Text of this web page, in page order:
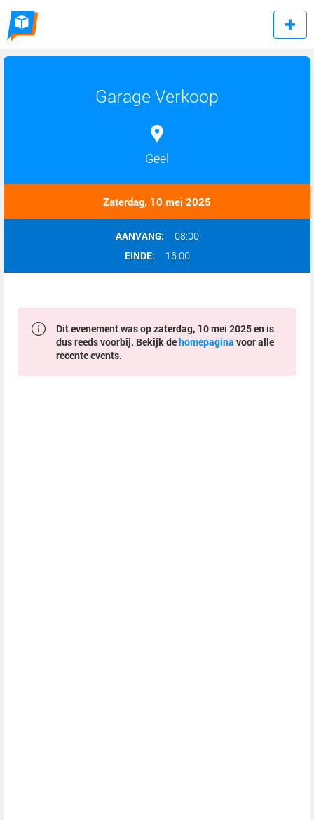
Garage Verkoop
Geel
Zaterdag, 10 mei 2025
AANVANG:
08:00
EINDE:
16:00
Dit evenement was op zaterdag, 10 mei 2025 en is
dus reeds voorbij. Bekijk dehomepagina voor alle
recente events.